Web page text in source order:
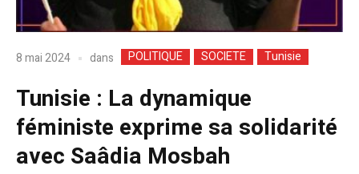
8 mai 2024 dans POLITIQUE SOCIETE Tunisie
Tunisie : La dynamique
féministe exprime sa solidarité
avec Saâdia Mosbah